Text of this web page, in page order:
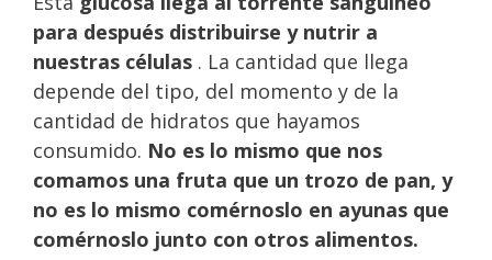
para después distribuirse y nutrir a
nuestras células . La cantidad que llega
depende del tipo, del momento y de la
cantidad de hidratos que hayamos
consumido. No es lo mismo que nos
comamos una fruta que un trozo de pan, y
no es lo mismo comérnoslo en ayunas que
comérnoslo junto con otros alimentos.